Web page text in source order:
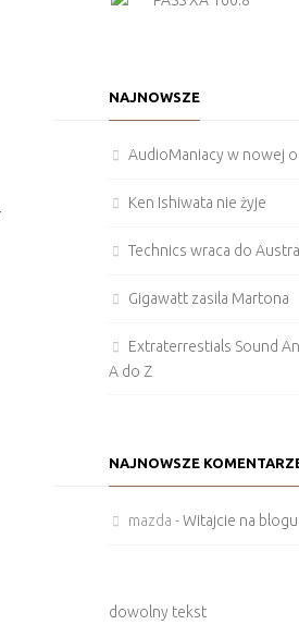
NAJNOWSZE
AudioManiacy w nowej
Ken Ishiwata nie żyje
Technics wraca do
Gigawatt zasila Martona
Extraterrestials Sound
A do Z
NAJNOWSZE
mazda -Witajcie na
dowolny tekst